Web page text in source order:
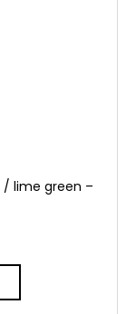
/ lime green –